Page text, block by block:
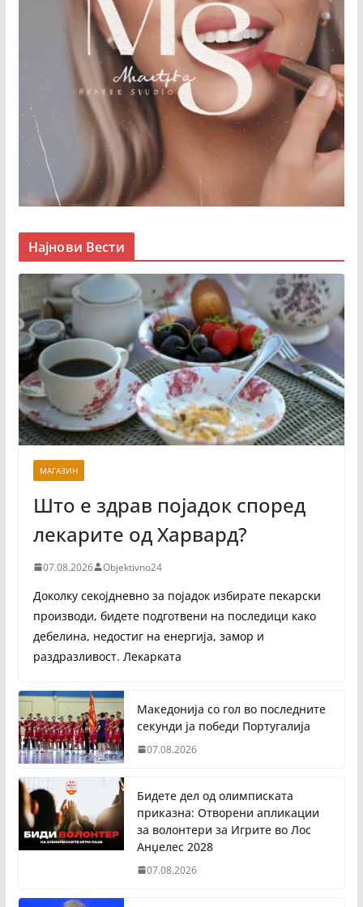
Најнови Вести
МАГАЗИН
Што е здрав појадок според
лекарите од Харвард?
07.08.2026 Objektivno24
Доколку секојдневно за појадок избирате пекарски
производи, бидете подготвени на последици како
дебелина, недостиг на енергија, замор и
раздразливост. Лекарката
Македонија со гол во последните
секунди ја победи Португалија
07.08.2026
Бидете дел од олимписката
приказна: Отворени апликации
за волонтери за Игрите во Лос
Анџелес 2028
07.08.2026